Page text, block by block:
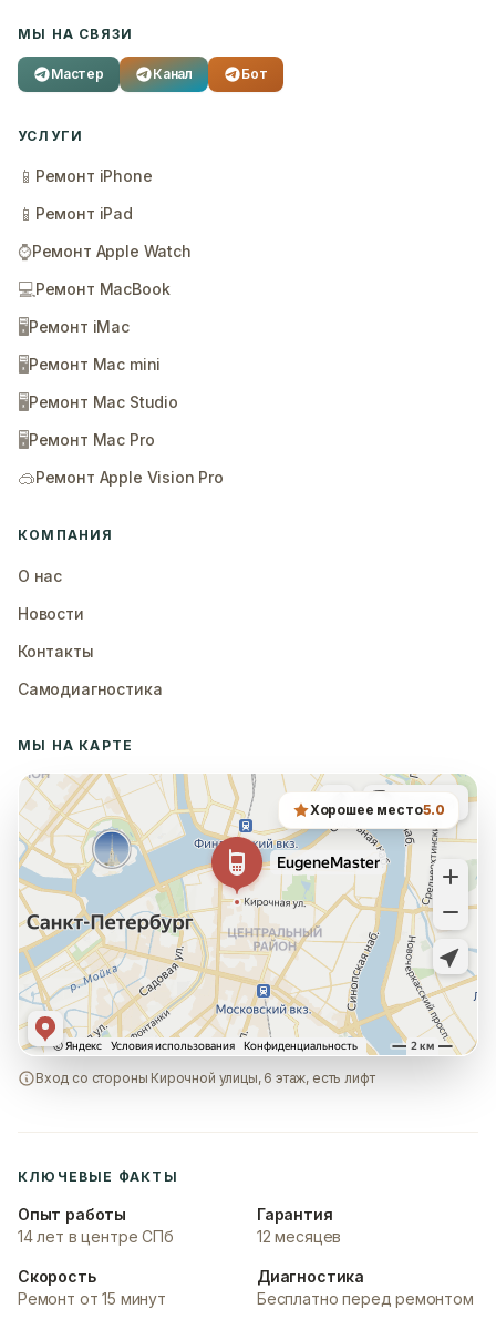
МЫ НА СВЯЗИ
Мастер Канал Бот
УСЛУГИ
📱 Ремонт iPhone
📱 Ремонт iPad
⌚Ремонт Apple Watch
💻Ремонт MacBook
🖥️Ремонт iMac
🖥️Ремонт Mac mini
🖥️Ремонт Mac Studio
🖥️Ремонт Mac Pro
🥽Ремонт Apple Vision Pro
КОМПАНИЯ
О нас
Новости
Контакты
Самодиагностика
МЫ НА КАРТЕ
Хорошее место5.0
Вход со стороны Кирочной улицы, 6 этаж, есть лифт
КЛЮЧЕВЫЕ ФАКТЫ
Опыт работы
14 лет в центре СПб
Гарантия
12 месяцев
Скорость
Ремонт от 15 минут
Диагностика
Бесплатно перед ремонтом